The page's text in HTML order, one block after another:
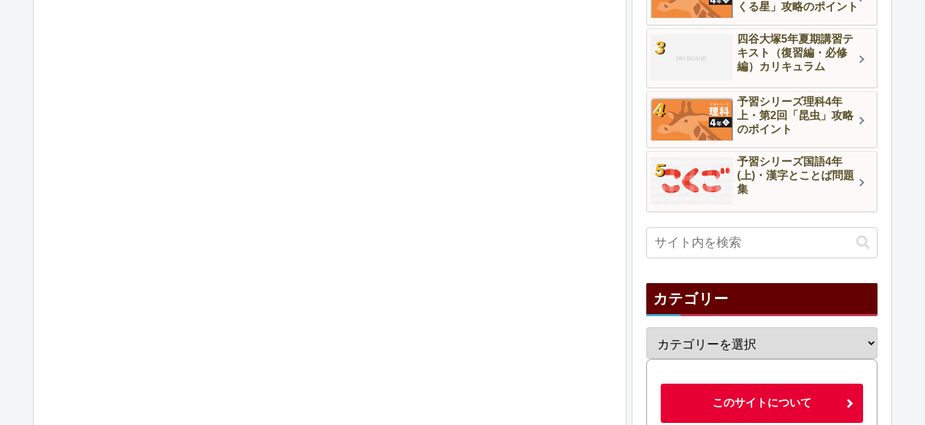
くる星」攻略のポイント
四谷大塚5年夏期講習テ
キスト（復習編・必修
編）カリキュラム
予習シリーズ理科4年
上・第2回「昆虫」攻略
のポイント
予習シリーズ国語4年
(上)・漢字とことば問題
集
カテゴリー
このサイトについて